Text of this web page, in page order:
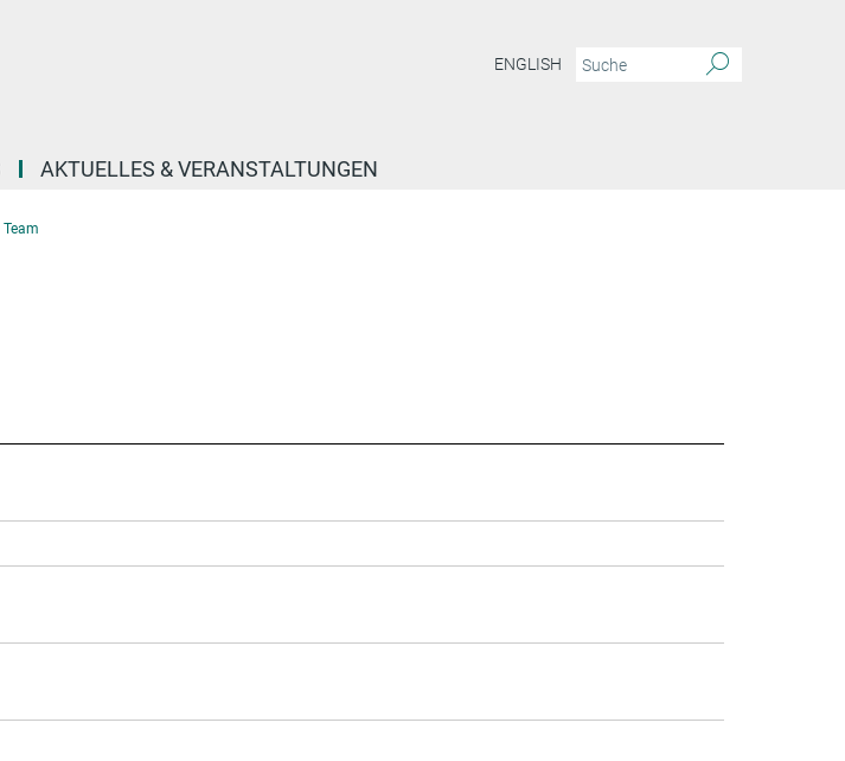
ENGLISH
AKTUELLES & VERANSTALTUNGEN
Team